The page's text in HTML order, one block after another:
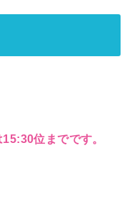
位までです。